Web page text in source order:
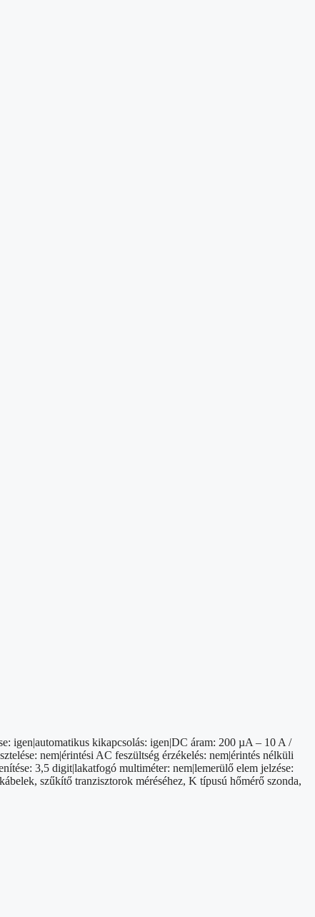
igen|automatikus kikapcsolás: igen|DC áram: 200 µA – 10 A /
nem|érintési AC feszültség érzékelés: nem|érintés nélküli
3,5 digit|lakatfogó multiméter: nem|lemerülő elem jelzése:
szűkítő tranzisztorok méréséhez, K típusú hőmérő szonda,